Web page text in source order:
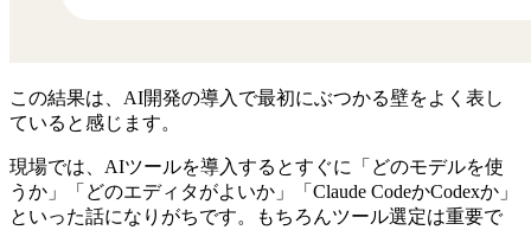
この結果は、AI開発の導入で最初にぶつかる壁をよく表し
ていると感じます。
現場では、AIツールを導入するとすぐに「どのモデルを使
うか」「どのエディタがよいか」「Claude CodeかCodexか」
といった話になりがちです。もちろんツール選定は重要で